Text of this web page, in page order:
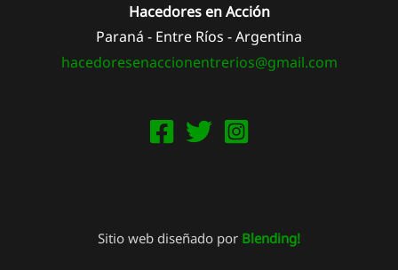
Hacedores en Acción
Paraná - Entre Ríos - Argentina
hacedoresenaccionentrerios@gmail.com
Sitio web diseñado por Blending!